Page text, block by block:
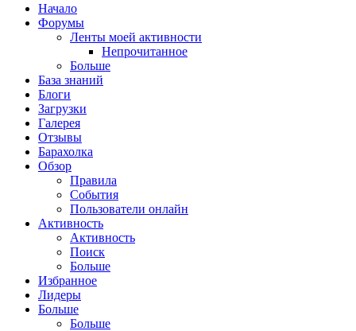
Начало
Форумы
Ленты моей активности
Непрочитанное
Больше
База знаний
Блоги
Загрузки
Галерея
Отзывы
Барахолка
Обзор
Правила
События
Пользователи онлайн
Активность
Активность
Поиск
Больше
Избранное
Лидеры
Больше
Больше